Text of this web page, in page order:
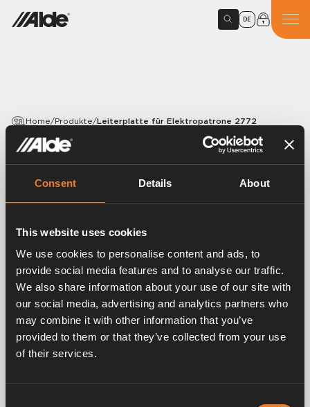
Consent Details About
This website uses cookies
We use cookies to personalise content and ads, to
provide social media features and to analyse our traffic.
We also share information about your use of our site with
our social media, advertising and analytics partners who
may combine it with other information that you’ve
provided to them or that they’ve collected from your use
of their services.
DE
Home/Produkte/Leiterplatte für Elektropatrone 2772
Leiterplatte für
Elektropatrone 2772
Article number:2772160
Leiterplatte für Elektropatrone 2772.